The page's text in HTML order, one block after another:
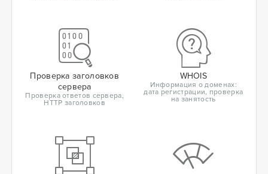
Проверка заголовков
сервера
Проверка ответов сервера,
HTTP заголовков
WHOIS
Информация о доменах:
дата регистрации, проверка
на занятость